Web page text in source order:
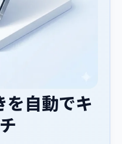
を自動でキ